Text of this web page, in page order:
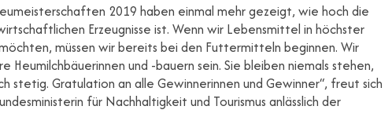
2019 haben einmal mehr gezeigt, wie hoch die
Erzeugnisse ist. Wenn wir Lebensmittel in höchster
müssen wir bereits bei den Futtermitteln beginnen. Wir
Heumilchbäuerinnen und -bauern sein. Sie bleiben niemals stehen,
stetig. Gratulation an alle Gewinnerinnen und Gewinner“, freut sich
für Nachhaltigkeit und Tourismus anlässlich der